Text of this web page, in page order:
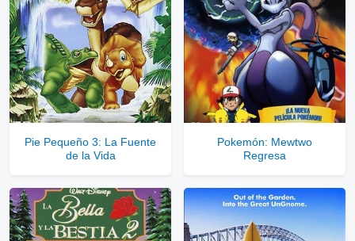
Servidores directos
Solo disponible para usuarios registrados.
Pie Pequeño 3: La Fuente
de la Vida
Pokemón: Mewtwo
Regresa